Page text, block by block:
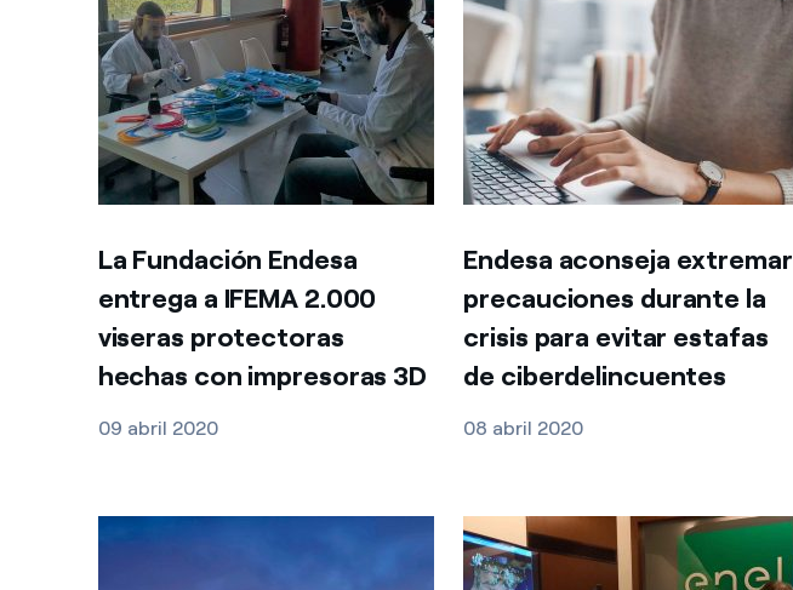
La Fundación Endesa
entrega a IFEMA 2.000
viseras protectoras
hechas con impresoras 3D
09 abril 2020
Endesa aconseja extremar
precauciones durante la
crisis para evitar estafas
de ciberdelincuentes
08 abril 2020